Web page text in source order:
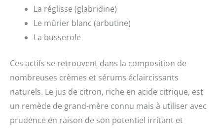
La réglisse (glabridine)
Le mûrier blanc (arbutine)
La busserole
Ces actifs se retrouvent dans la composition de
nombreuses crèmes et sérums éclaircissants
naturels. Le jus de citron, riche en acide citrique, est
un remède de grand-mère connu mais à utiliser avec
prudence en raison de son potentiel irritant et